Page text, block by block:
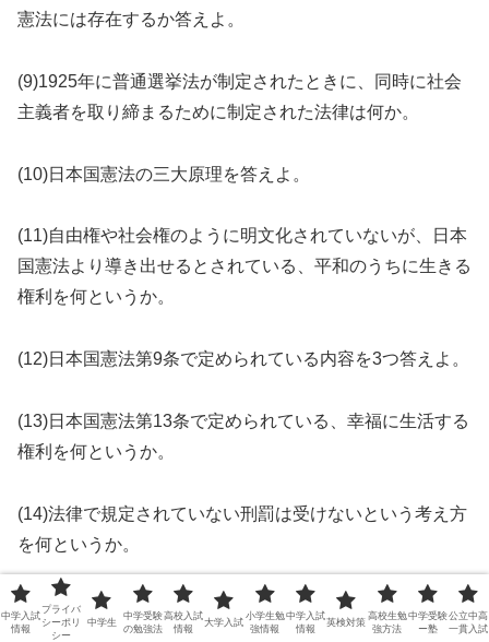
憲法には存在するか答えよ。
(9)1925年に普通選挙法が制定されたときに、同時に社会
主義者を取り締まるために制定された法律は何か。
(10)日本国憲法の三大原理を答えよ。
(11)自由権や社会権のように明文化されていないが、日本
国憲法より導き出せるとされている、平和のうちに生きる
権利を何というか。
(12)日本国憲法第9条で定められている内容を3つ答えよ。
(13)日本国憲法第13条で定められている、幸福に生活する
権利を何というか。
(14)法律で規定されていない刑罰は受けないという考え方
を何というか。
(15)被疑者や被告人は、刑事裁判で有罪が確定するまでは
無罪と推定される原則を何というか。
中学入試
情報
プライバ
シーポリ
シー
中学生
中学受験
の勉強法
高校入試
情報
大学入試
小学生勉
強情報
中学入試
情報
英検対策
高校生勉
強方法
中学受験
ー塾
公立中高
一貫入試